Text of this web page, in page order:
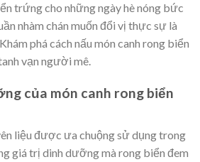
trứng cho những ngày hè nóng bức
nhàm chán muốn đổi vị thực sự là
phá cách nấu món canh rong biển
vạn người mê.
của món canh rong biển
liệu được ưa chuộng sử dụng trong
giá trị dinh dưỡng mà rong biển đem